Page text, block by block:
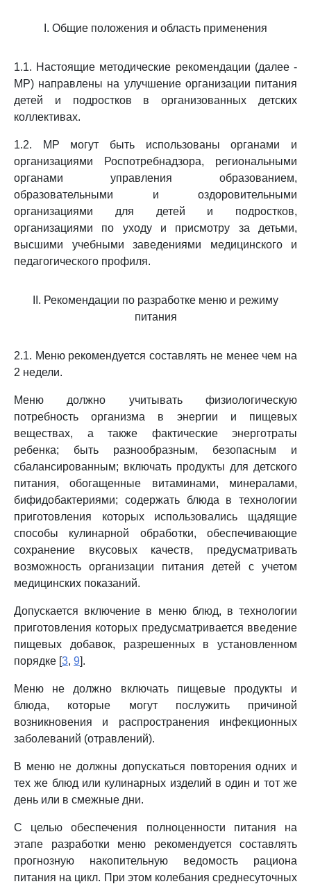
I. Общие положения и область применения
1.1. Настоящие методические рекомендации (далее -
МР) направлены на улучшение организации питания
детей и подростков в организованных детских
коллективах.
1.2. МР могут быть использованы органами и
организациями Роспотребнадзора, региональными
органами управления образованием,
образовательными и оздоровительными
организациями для детей и подростков,
организациями по уходу и присмотру за детьми,
высшими учебными заведениями медицинского и
педагогического профиля.
II. Рекомендации по разработке меню и режиму
питания
2.1. Меню рекомендуется составлять не менее чем на
2 недели.
Меню должно учитывать физиологическую
потребность организма в энергии и пищевых
веществах, а также фактические энерготраты
ребенка; быть разнообразным, безопасным и
сбалансированным; включать продукты для детского
питания, обогащенные витаминами, минералами,
бифидобактериями; содержать блюда в технологии
приготовления которых использовались щадящие
способы кулинарной обработки, обеспечивающие
сохранение вкусовых качеств, предусматривать
возможность организации питания детей с учетом
медицинских показаний.
Допускается включение в меню блюд, в технологии
приготовления которых предусматривается введение
пищевых добавок, разрешенных в установленном
порядке [3, 9].
Меню не должно включать пищевые продукты и
блюда, которые могут послужить причиной
возникновения и распространения инфекционных
заболеваний (отравлений).
В меню не должны допускаться повторения одних и
тех же блюд или кулинарных изделий в один и тот же
день или в смежные дни.
С целью обеспечения полноценности питания на
этапе разработки меню рекомендуется составлять
прогнозную накопительную ведомость рациона
питания на цикл. При этом колебания среднесуточных